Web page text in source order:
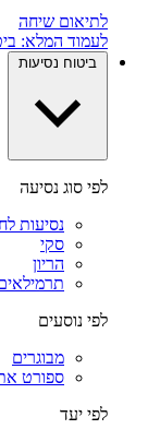
לתיאום שיחה
לעמוד המלא:
ביטוח נסיעות
לפי סוג נסיעה
נסיעות
סקי
הריון
לפי נוסעים
מבוגרים
ספורט
לפי יעד